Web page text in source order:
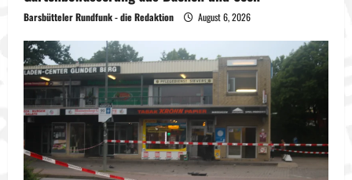
Barsbütteler Rundfunk - die Redaktion August 6, 2026